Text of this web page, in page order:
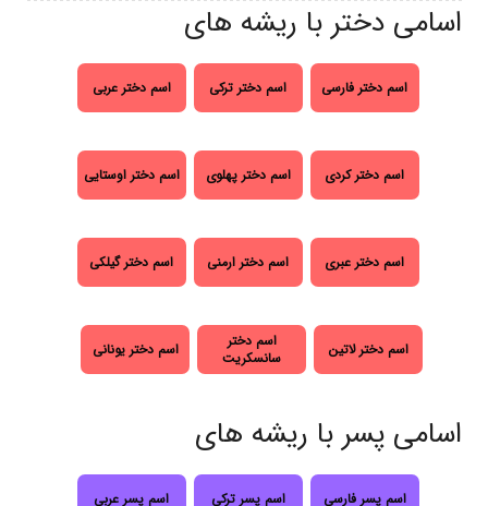
اسامی دختر با ریشه های
اسم دختر فارسی اسم دختر ترکی اسم دختر عربی
اسم دختر کردی اسم دختر پهلوی اسم دختر اوستایی
اسم دختر عبری اسم دختر ارمنی اسم دختر گیلکی
اسم دختر لاتین
اسم دختر
سانسکریت
اسم دختر یونانی
اسامی پسر با ریشه های
اسم پسر فارسی اسم پسر ترکی اسم پسر عربی